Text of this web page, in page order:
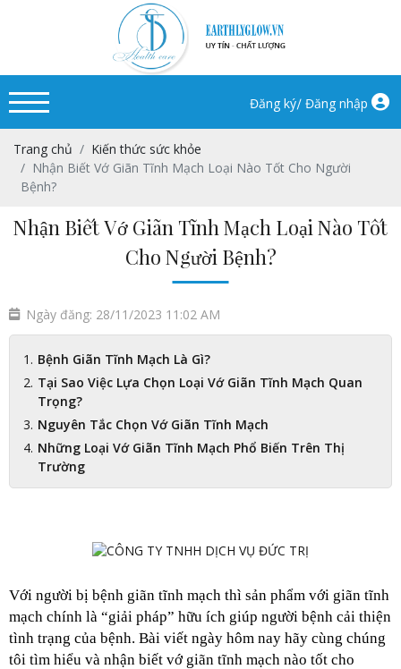
Đăng ký/ Đăng nhập
Trang chủ
Kiến thức sức khỏe
Nhận Biết Vớ Giãn Tĩnh Mạch Loại Nào Tốt Cho Người
Bệnh?
Nhận Biết Vớ Giãn Tĩnh Mạch Loại Nào Tốt
Cho Người Bệnh?
Ngày đăng: 28/11/2023 11:02 AM
Bệnh Giãn Tĩnh Mạch Là Gì?
Tại Sao Việc Lựa Chọn Loại Vớ Giãn Tĩnh Mạch Quan
Trọng?
Nguyên Tắc Chọn Vớ Giãn Tĩnh Mạch
Những Loại Vớ Giãn Tĩnh Mạch Phổ Biến Trên Thị
Trường
Với người bị bệnh giãn tĩnh mạch thì sản phẩm với giãn tĩnh
mạch chính là “giải pháp” hữu ích giúp người bệnh cải thiện
tình trạng của bệnh. Bài viết ngày hôm nay hãy cùng chúng
tôi tìm hiểu và nhận biết vớ giãn tĩnh mạch nào tốt cho